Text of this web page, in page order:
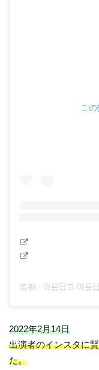
こ
美都 : 아름답고
2022年2月14日
出演者のインスタに
た。